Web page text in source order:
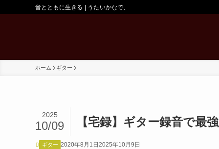
音とともに生きる | うたいかなで、
ホーム ギター
【宅録】ギター録音で最
2025
10/09
ギター 2020年8月1日 2025年10月9日